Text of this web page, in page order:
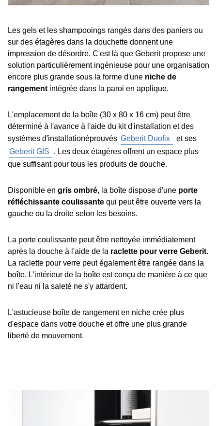
Les gels et les shampooings rangés dans des paniers ou
sur des étagères dans la douchette donnent une
impression de désordre. C'est là que Geberit propose une
solution particulièrement ingénieuse pour une organisation
encore plus grande sous la forme d'une niche de
rangement intégrée dans la paroi en applique.
L'emplacement de la boîte (30 x 80 x 16 cm) peut être
déterminé à l'avance à l'aide du kit d'installation et des
systèmes d'installationéprouvés Geberit Duofix
et ses
Geberit GIS
. Les deux étagères offrent un espace plus
que suffisant pour tous les produits de douche.
Disponible en gris ombré, la boîte dispose d'une porte
réfléchissante coulissante qui peut être ouverte vers la
gauche ou la droite selon les besoins.
La porte coulissante peut être nettoyée immédiatement
après la douche à l'aide de la raclette pour verre Geberit.
La raclette pour verre peut également être rangée dans la
boîte. L'intérieur de la boîte est conçu de manière à ce que
ni l'eau ni la saleté ne s'y attardent.
L'astucieuse boîte de rangement en niche crée plus
d'espace dans votre douche et offre une plus grande
liberté de mouvement.